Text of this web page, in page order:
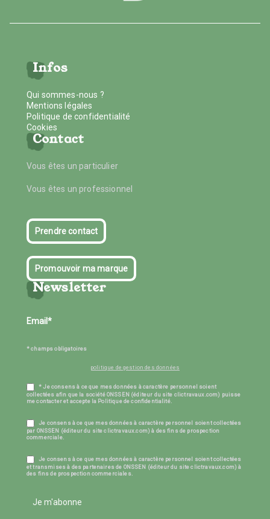
Infos
Qui sommes-nous ?
Mentions légales
Politique de confidentialité
Cookies
Contact
Vous êtes un particulier
Vous êtes un professionnel
Prendre contact
Promouvoir ma marque
Newsletter
* champs obligatoires
politique de gestion des données
* Je consens à ce que mes données à caractère personnel soient
collectées afin que la société ONSSEN (éditeur du site clictravaux.com) puisse
me contacter et accepte la Politique de confidentialité.
Je consens à ce que mes données à caractère personnel soient collectées
par ONSSEN (éditeur du site clictravaux.com) à des fins de prospection
commerciale.
Je consens à ce que mes données à caractère personnel soient collectées
et transmises à des partenaires de ONSSEN (éditeur du site clictravaux.com) à
des fins de prospection commerciales.
Je m'abonne